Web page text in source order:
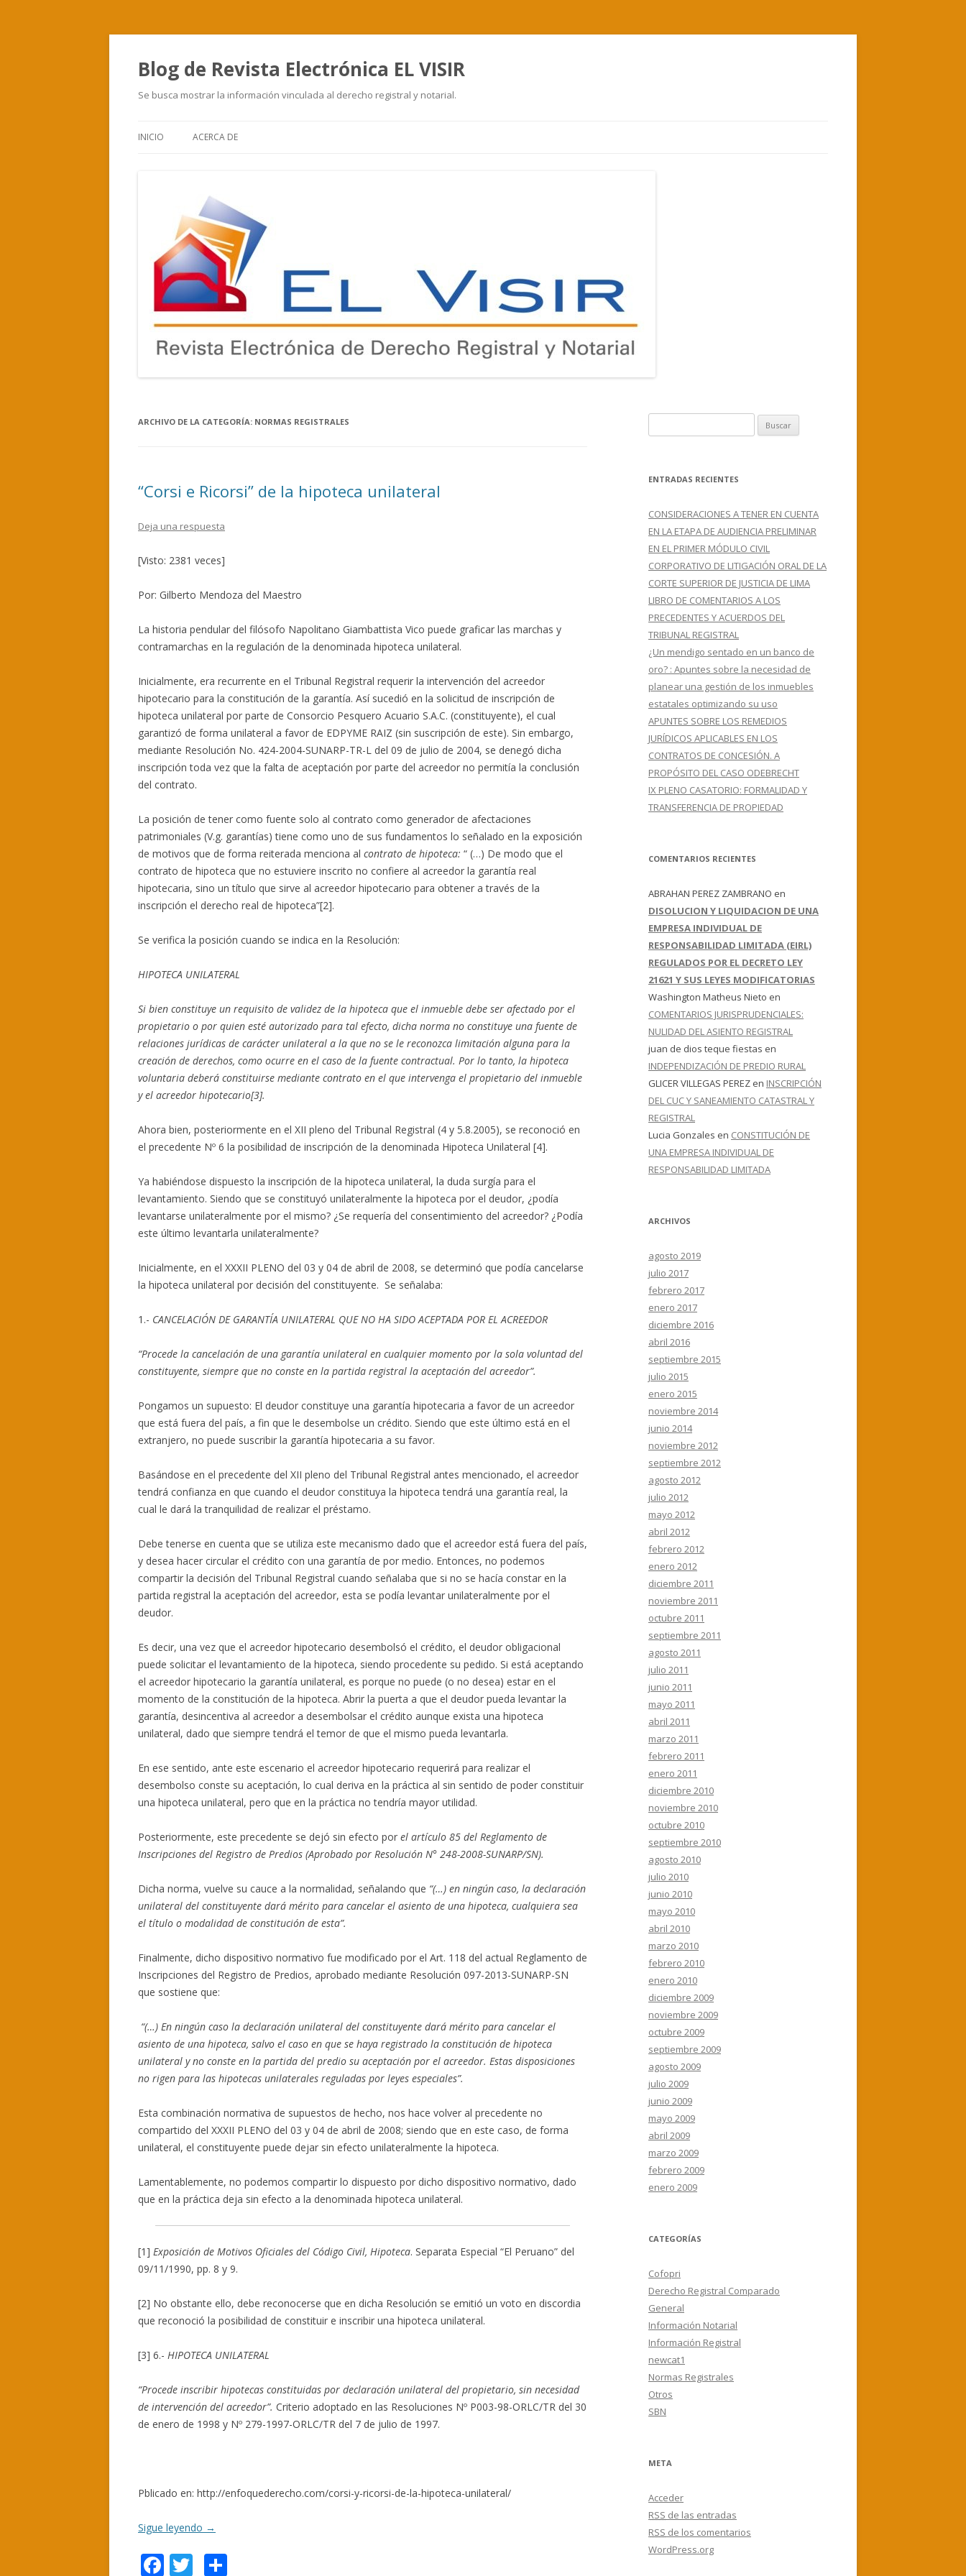
Blog de Revista Electrónica EL VISIR
Se busca mostrar la información vinculada al derecho registral y notarial.
INICIO ACERCA DE
ARCHIVO DE LA CATEGORÍA: NORMAS REGISTRALES
“Corsi e Ricorsi” de la hipoteca unilateral
Deja una respuesta
[Visto: 2381 veces]
Por: Gilberto Mendoza del Maestro
La historia pendular del filósofo Napolitano Giambattista Vico puede graficar las marchas y
contramarchas en la regulación de la denominada hipoteca unilateral.
Inicialmente, era recurrente en el Tribunal Registral requerir la intervención del acreedor
hipotecario para la constitución de la garantía. Así sucedió en la solicitud de inscripción de
hipoteca unilateral por parte de Consorcio Pesquero Acuario S.A.C. (constituyente), el cual
garantizó de forma unilateral a favor de EDPYME RAIZ (sin suscripción de este). Sin embargo,
mediante Resolución No. 424-2004-SUNARP-TR-L del 09 de julio de 2004, se denegó dicha
inscripción toda vez que la falta de aceptación por parte del acreedor no permitía la conclusión
del contrato.
La posición de tener como fuente solo al contrato como generador de afectaciones
patrimoniales (V.g. garantías) tiene como uno de sus fundamentos lo señalado en la exposición
de motivos que de forma reiterada menciona al contrato de hipoteca: “ (…) De modo que el
contrato de hipoteca que no estuviere inscrito no confiere al acreedor la garantía real
hipotecaria, sino un título que sirve al acreedor hipotecario para obtener a través de la
inscripción el derecho real de hipoteca”[2].
Se verifica la posición cuando se indica en la Resolución:
HIPOTECA UNILATERAL
Si bien constituye un requisito de validez de la hipoteca que el inmueble debe ser afectado por el
propietario o por quien esté autorizado para tal efecto, dicha norma no constituye una fuente de
relaciones jurídicas de carácter unilateral a la que no se le reconozca limitación alguna para la
creación de derechos, como ocurre en el caso de la fuente contractual. Por lo tanto, la hipoteca
voluntaria deberá constituirse mediante contrato en el que intervenga el propietario del inmueble
y el acreedor hipotecario[3].
Ahora bien, posteriormente en el XII pleno del Tribunal Registral (4 y 5.8.2005), se reconoció en
el precedente Nº 6 la posibilidad de inscripción de la denominada Hipoteca Unilateral [4].
Ya habiéndose dispuesto la inscripción de la hipoteca unilateral, la duda surgía para el
levantamiento. Siendo que se constituyó unilateralmente la hipoteca por el deudor, ¿podía
levantarse unilateralmente por el mismo? ¿Se requería del consentimiento del acreedor? ¿Podía
este último levantarla unilateralmente?
Inicialmente, en el XXXII PLENO del 03 y 04 de abril de 2008, se determinó que podía cancelarse
la hipoteca unilateral por decisión del constituyente. Se señalaba:
1.- CANCELACIÓN DE GARANTÍA UNILATERAL QUE NO HA SIDO ACEPTADA POR EL ACREEDOR
“Procede la cancelación de una garantía unilateral en cualquier momento por la sola voluntad del
constituyente, siempre que no conste en la partida registral la aceptación del acreedor”.
Pongamos un supuesto: El deudor constituye una garantía hipotecaria a favor de un acreedor
que está fuera del país, a fin que le desembolse un crédito. Siendo que este último está en el
extranjero, no puede suscribir la garantía hipotecaria a su favor.
Basándose en el precedente del XII pleno del Tribunal Registral antes mencionado, el acreedor
tendrá confianza en que cuando el deudor constituya la hipoteca tendrá una garantía real, la
cual le dará la tranquilidad de realizar el préstamo.
Debe tenerse en cuenta que se utiliza este mecanismo dado que el acreedor está fuera del país,
y desea hacer circular el crédito con una garantía de por medio. Entonces, no podemos
compartir la decisión del Tribunal Registral cuando señalaba que si no se hacía constar en la
partida registral la aceptación del acreedor, esta se podía levantar unilateralmente por el
deudor.
Es decir, una vez que el acreedor hipotecario desembolsó el crédito, el deudor obligacional
puede solicitar el levantamiento de la hipoteca, siendo procedente su pedido. Si está aceptando
el acreedor hipotecario la garantía unilateral, es porque no puede (o no desea) estar en el
momento de la constitución de la hipoteca. Abrir la puerta a que el deudor pueda levantar la
garantía, desincentiva al acreedor a desembolsar el crédito aunque exista una hipoteca
unilateral, dado que siempre tendrá el temor de que el mismo pueda levantarla.
En ese sentido, ante este escenario el acreedor hipotecario requerirá para realizar el
desembolso conste su aceptación, lo cual deriva en la práctica al sin sentido de poder constituir
una hipoteca unilateral, pero que en la práctica no tendría mayor utilidad.
Posteriormente, este precedente se dejó sin efecto por el artículo 85 del Reglamento de
Inscripciones del Registro de Predios (Aprobado por Resolución N° 248-2008-SUNARP/SN).
Dicha norma, vuelve su cauce a la normalidad, señalando que “(…) en ningún caso, la declaración
unilateral del constituyente dará mérito para cancelar el asiento de una hipoteca, cualquiera sea
el título o modalidad de constitución de esta”.
Finalmente, dicho dispositivo normativo fue modificado por el Art. 118 del actual Reglamento de
Inscripciones del Registro de Predios, aprobado mediante Resolución 097-2013-SUNARP-SN
que sostiene que:
“(…) En ningún caso la declaración unilateral del constituyente dará mérito para cancelar el
asiento de una hipoteca, salvo el caso en que se haya registrado la constitución de hipoteca
unilateral y no conste en la partida del predio su aceptación por el acreedor. Estas disposiciones
no rigen para las hipotecas unilaterales reguladas por leyes especiales”.
Esta combinación normativa de supuestos de hecho, nos hace volver al precedente no
compartido del XXXII PLENO del 03 y 04 de abril de 2008; siendo que en este caso, de forma
unilateral, el constituyente puede dejar sin efecto unilateralmente la hipoteca.
Lamentablemente, no podemos compartir lo dispuesto por dicho dispositivo normativo, dado
que en la práctica deja sin efecto a la denominada hipoteca unilateral.
[1] Exposición de Motivos Oficiales del Código Civil, Hipoteca. Separata Especial “El Peruano” del
09/11/1990, pp. 8 y 9.
[2] No obstante ello, debe reconocerse que en dicha Resolución se emitió un voto en discordia
que reconoció la posibilidad de constituir e inscribir una hipoteca unilateral.
[3] 6.- HIPOTECA UNILATERAL
“Procede inscribir hipotecas constituidas por declaración unilateral del propietario, sin necesidad
de intervención del acreedor”. Criterio adoptado en las Resoluciones Nº P003-98-ORLC/TR del 30
de enero de 1998 y Nº 279-1997-ORLC/TR del 7 de julio de 1997.
Pblicado en: http://enfoquederecho.com/corsi-y-ricorsi-de-la-hipoteca-unilateral/
Sigue leyendo →
F T
u
c
r
:
ENTRADAS RECIENTES
CONSIDERACIONES A TENER EN CUENTA
EN LA ETAPA DE AUDIENCIA PRELIMINAR
EN EL PRIMER MÓDULO CIVIL
CORPORATIVO DE LITIGACIÓN ORAL DE LA
CORTE SUPERIOR DE JUSTICIA DE LIMA
LIBRO DE COMENTARIOS A LOS
PRECEDENTES Y ACUERDOS DEL
TRIBUNAL REGISTRAL
¿Un mendigo sentado en un banco de
oro? : Apuntes sobre la necesidad de
planear una gestión de los inmuebles
estatales optimizando su uso
APUNTES SOBRE LOS REMEDIOS
JURÍDICOS APLICABLES EN LOS
CONTRATOS DE CONCESIÓN. A
PROPÓSITO DEL CASO ODEBRECHT
IX PLENO CASATORIO: FORMALIDAD Y
TRANSFERENCIA DE PROPIEDAD
COMENTARIOS RECIENTES
ABRAHAN PEREZ ZAMBRANO en
DISOLUCION Y LIQUIDACION DE UNA
EMPRESA INDIVIDUAL DE
RESPONSABILIDAD LIMITADA (EIRL)
REGULADOS POR EL DECRETO LEY
21621 Y SUS LEYES MODIFICATORIAS
Washington Matheus Nieto en
COMENTARIOS JURISPRUDENCIALES:
NULIDAD DEL ASIENTO REGISTRAL
juan de dios teque fiestas en
INDEPENDIZACIÓN DE PREDIO RURAL
GLICER VILLEGAS PEREZ en INSCRIPCIÓN
DEL CUC Y SANEAMIENTO CATASTRAL Y
REGISTRAL
Lucia Gonzales en CONSTITUCIÓN DE
UNA EMPRESA INDIVIDUAL DE
RESPONSABILIDAD LIMITADA
ARCHIVOS
agosto 2019
julio 2017
febrero 2017
enero 2017
diciembre 2016
abril 2016
septiembre 2015
julio 2015
enero 2015
noviembre 2014
junio 2014
noviembre 2012
septiembre 2012
agosto 2012
julio 2012
mayo 2012
abril 2012
febrero 2012
enero 2012
diciembre 2011
noviembre 2011
octubre 2011
septiembre 2011
agosto 2011
julio 2011
junio 2011
mayo 2011
abril 2011
marzo 2011
febrero 2011
enero 2011
diciembre 2010
noviembre 2010
octubre 2010
septiembre 2010
agosto 2010
julio 2010
junio 2010
mayo 2010
abril 2010
marzo 2010
febrero 2010
enero 2010
diciembre 2009
noviembre 2009
octubre 2009
septiembre 2009
agosto 2009
julio 2009
junio 2009
mayo 2009
abril 2009
marzo 2009
febrero 2009
enero 2009
CATEGORÍAS
Cofopri
Derecho Registral Comparado
General
Información Notarial
Información Registral
newcat1
Normas Registrales
Otros
SBN
META
Acceder
RSS de las entradas
RSS de los comentarios
WordPress.org